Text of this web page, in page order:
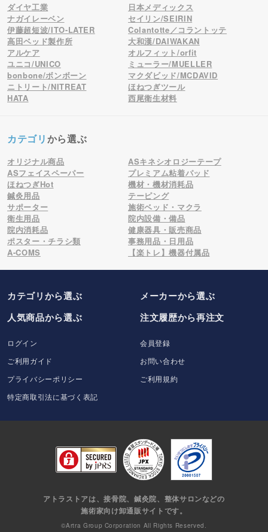
ダイヤ工業
日本メディックス
ナガイレーベン
セイリン/SEIRIN
伊藤超短波/ITO-LATER
Colantotte／コラントッテ
高田ベッド製作所
大和漢/DAIWAKAN
アルケア
オルフィット/orfit
ユニコ/UNICO
ミューラー/MUELLER
bonbone/ボンボーン
マクダビッド/MCDAVID
ニトリート/NITREAT
ほねつぎツール
HATA
西尾衛生材料
カテゴリから選ぶ
オリジナル商品
ASキネシオロジーテープ
ASフェイスペーパー
プレミアム粘着パッド
ほねつぎHot
機材・機材消耗品
鍼灸用品
テーピング
サポーター
施術ベッド・マクラ
衛生用品
院内設備・備品
院内消耗品
健康器具・販売商品
ポスター・チラシ類
事務用品・日用品
A-COMS
【楽トレ】機器付属品
カテゴリから選ぶ メーカーから選ぶ
人気商品から選ぶ
注文履歴から再注文
ログイン
会員登録
ご利用ガイド
お問い合わせ
プライバシーポリシー
ご利用規約
特定商取引法に基づく表記
アトラストアは、接骨院、鍼灸院、整体サロンなどの
施術家向け卸通販サイトです。
©Artra Group Corporation All Rights Reserved.